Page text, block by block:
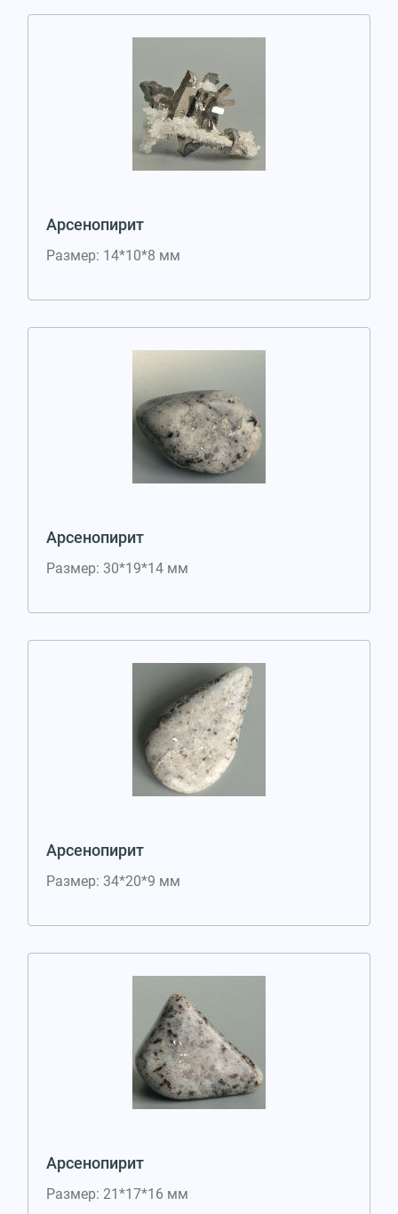
Арсенопирит
Размер: 14*10*8 мм
Арсенопирит
Размер: 30*19*14 мм
Арсенопирит
Размер: 34*20*9 мм
Арсенопирит
Размер: 21*17*16 мм